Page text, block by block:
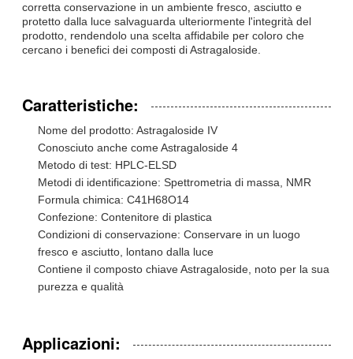
corretta conservazione in un ambiente fresco, asciutto e
protetto dalla luce salvaguarda ulteriormente l'integrità del
prodotto, rendendolo una scelta affidabile per coloro che
cercano i benefici dei composti di Astragaloside.
Caratteristiche:
Nome del prodotto: Astragaloside IV
Conosciuto anche come Astragaloside 4
Metodo di test: HPLC-ELSD
Metodi di identificazione: Spettrometria di massa, NMR
Formula chimica: C41H68O14
Confezione: Contenitore di plastica
Condizioni di conservazione: Conservare in un luogo
fresco e asciutto, lontano dalla luce
Contiene il composto chiave Astragaloside, noto per la sua
purezza e qualità
Applicazioni: